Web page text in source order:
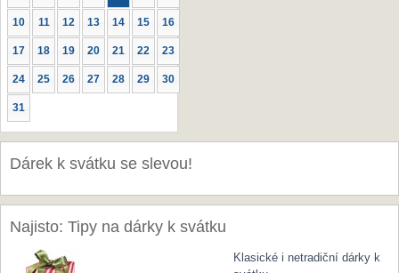
10 11 12 13 14 15 16
17 18 19 20 21 22 23
24 25 26 27 28 29 30
31
Dárek k svátku se slevou!
Najisto: Tipy na dárky k svátku
Klasické i netradiční dárky k